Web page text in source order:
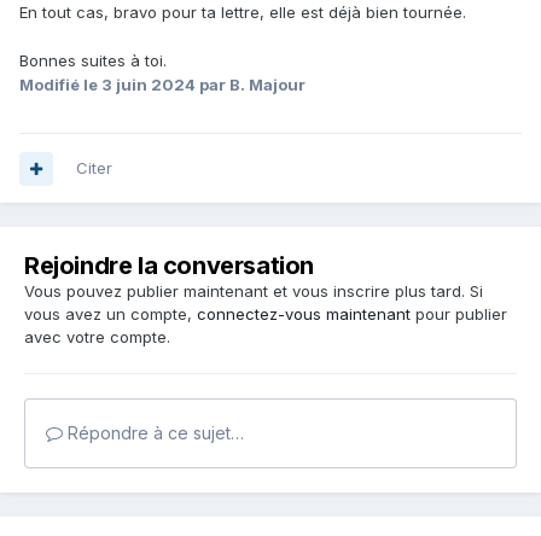
En tout cas, bravo pour ta lettre, elle est déjà bien tournée.
Bonnes suites à toi.
Modifié le 3 juin 2024 par B. Majour
Citer
Rejoindre la conversation
Vous pouvez publier maintenant et vous inscrire plus tard. Si
vous avez un compte, connectez-vous maintenant pour publier
avec votre compte.
Répondre à ce sujet…